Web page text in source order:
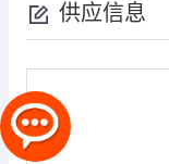
供应信息